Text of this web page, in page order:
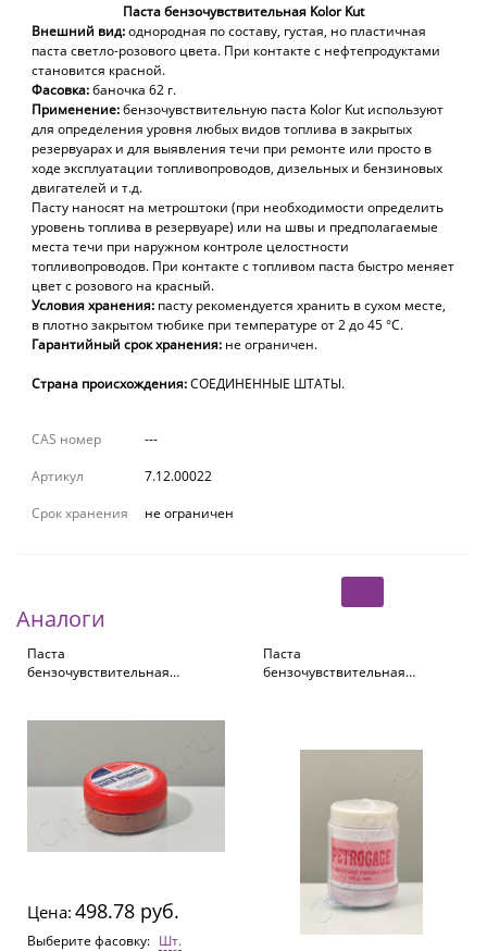
Паста бензочувствительная Kolor Kut
Внешний вид:однородная по составу, густая, но пластичная
паста светло-розового цвета. При контакте с нефтепродуктами
становится красной.
Фасовка:баночка 62 г.
Применение:бензочувствительную паста Kolor Kut используют
для определения уровня любых видов топлива в закрытых
резервуарах и для выявления течи при ремонте или просто в
ходе эксплуатации топливопроводов, дизельных и бензиновых
двигателей и т.д.
Пасту наносят на метроштоки (при необходимости определить
уровень топлива в резервуаре) или на швы и предполагаемые
места течи при наружном контроле целостности
топливопроводов. При контакте с топливом паста быстро меняет
цвет с розового на красный.
Условия хранения: пасту рекомендуется хранить в сухом месте,
в плотно закрытом тюбике при температуре от 2 до 45 °С.
Гарантийный срок хранения: не ограничен.
Страна происхождения:СОЕДИНЕННЫЕ ШТАТЫ.
CAS номер
---
Артикул
7.12.00022
Срок хранения
не ограничен
Аналоги
Паста
бензочувствительная
Цена: 498.78 руб.
Выберите фасовку: Шт.
Паста
бензочувствительная